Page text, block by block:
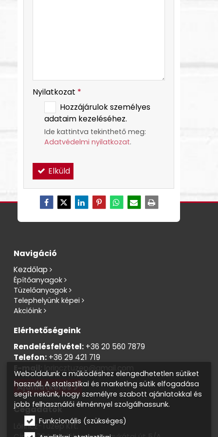
Nyilatkozat *
Hozzájárulok személyes
adataim kezeléséhez.
Ide kattintva tekinthető meg:
Adatvédelmi nyilatkozat.
Elküld
Navigáció
Kezdőlap
Építőanyagok
Tüzelőanyagok
Telephelyünk képei
Akcióink
Elérhetőségeink
Rendelésfelvétel: +36 20 560 7879
Telefon: +36 29 421 719
E-mail: lorincztuzep@gmail.com
Ajánlatkérés
Cégadatok
Lőrincz-Tüzép Kft.
Weboldalunk a működéshez elengedhetetlen sütiket
használ. A statisztikai és marketing sütik elfogadása
segít nekünk, hogy személyre szabott ajánlatokkal és
jobb felhasználói élménnyel szolgálhassunk.
Funkcionális (szükséges)